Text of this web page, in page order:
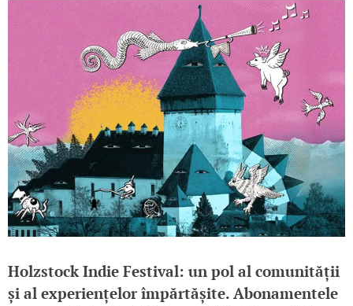
Holzstock Indie Festival: un pol al comunității
și al experiențelor împărtășite. Abonamentele